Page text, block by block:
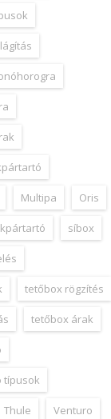
Multipa Oris
síbox
tetőbox rögzítés
tetőbox árak
típusok
Thule Venturo